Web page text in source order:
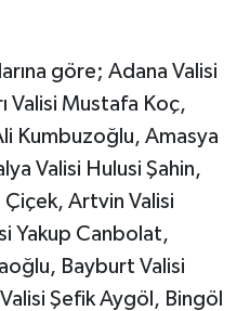
göre; Adana Valisi
Valisi Mustafa Koç,
Kumbuzoğlu, Amasya
Valisi Hulusi Şahin,
Artvin Valisi
Yakup Canbolat,
Bayburt Valisi
Şefik Aygöl, Bingöl